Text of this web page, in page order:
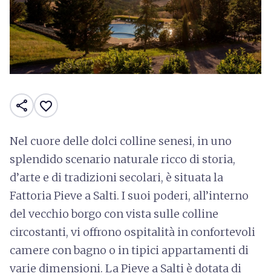
share favorite_border
Nel cuore delle dolci colline senesi, in uno
splendido scenario naturale ricco di storia,
d’arte e di tradizioni secolari, è situata la
Fattoria Pieve a Salti. I suoi poderi, all’interno
del vecchio borgo con vista sulle colline
circostanti, vi offrono ospitalità in confortevoli
camere con bagno o in tipici appartamenti di
varie dimensioni. La Pieve a Salti è dotata di